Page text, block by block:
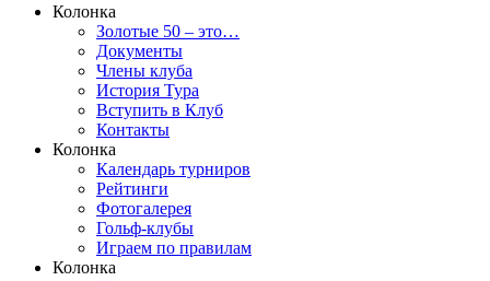
Колонка
Золотые 50 – это…
Документы
Члены клуба
История Тура
Вступить в Клуб
Контакты
Колонка
Календарь турниров
Рейтинги
Фотогалерея
Гольф-клубы
Играем по правилам
Колонка